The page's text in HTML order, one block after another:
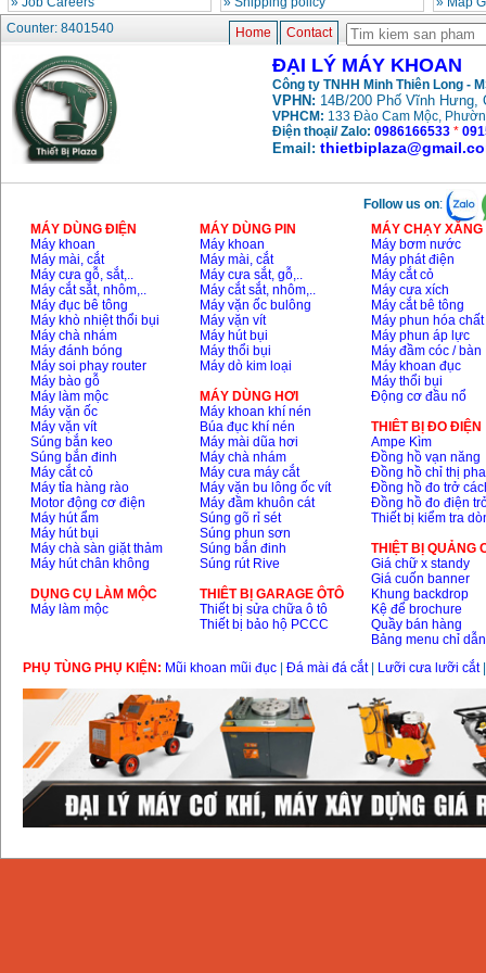
May khoan bua
Makita HP1630
May khoan Bosch
GSB 13RE (650W)
hop giay
Price:
Price :1132000
Bang gia may khoan
Bosch 2024
Price:884000VND
May khoan Bosch
GBH 2-24RE (790W)
Price
Counter: 8401540
Home Contact
ĐẠI LÝ MÁY KHOAN
Công ty TNHH Minh Thiên Long -
VPHN: 14B/200 Phố Vĩnh Hưng,
VPHCM: 133 Đào Cam Mộc,
Điện thoại/ Zalo: 0986166533 *
Email:
Follow us on:
MÁY DÙNG ĐIỆN
Máy khoan
Máy mài, cắt
Máy cưa gỗ, sắt,..
Máy cắt sắt, nhôm,..
Máy đục bê tông
Máy khò nhiệt thổi bụi
Máy chà nhám
Máy đánh bóng
Máy soi phay router
Máy bào gỗ
Máy làm mộc
Máy vặn ốc
Máy vặn vít
Súng bắn keo
Súng bắn đinh
Máy cắt cỏ
Máy tỉa hàng rào
Motor động cơ điện
Máy hút ẩm
Máy hút bụi
Máy chà sàn giặt thảm
Máy hút chân không
DỤNG CỤ LÀM MỘC
Máy làm mộc
MÁY DÙNG PIN
Máy khoan
Máy mài, cắt
Máy cưa sắt, gỗ,..
Máy cắt sắt, nhôm,..
Máy vặn ốc bulông
Máy vặn vít
Máy hút bụi
Máy thổi bụi
Máy dò kim loại
MÁY DÙNG HƠI
Máy khoan khí nén
Búa đục khí nén
Máy mài dũa hơi
Máy chà nhám
Máy cưa máy cắt
Máy vặn bu lông ốc vít
Máy đầm khuôn cát
Súng gõ rỉ sét
Súng phun sơn
Súng bắn đinh
Súng rút Rive
THIÊT BỊ GARAGE ÔTÔ
Thiết bị sửa chữa ô tô
Thiết bị bảo hộ PCCC
MÁY CHẠY
Máy bơm nước
Máy phát điện
Máy cắt cỏ
Máy cưa xích
Máy cắt bê tông
Máy phun hóa chất
Máy phun áp lực
Máy đầm cóc / bàn
Máy khoan đục
Máy thổi bụi
Động cơ đầu nổ
THIÊT BỊ ĐO ĐIỆN
Ampe Kìm
Đồng hồ vạn năng
Đồng hồ chỉ thị pha
Đồng hồ đo trở
Đồng hồ đo điện
Thiết bị kiểm tra
THIỆT BỊ QUẢNG
Giá chữ x standy
Giá cuốn banner
Khung backdrop
Kệ để brochure
Quầy bán hàng
Bảng menu chỉ dẫn
PHỤ TÙNG PHỤ KIỆN: Mũi khoan mũi đục Đá mài đá cắt| Lưỡi cưa lưỡi cắt